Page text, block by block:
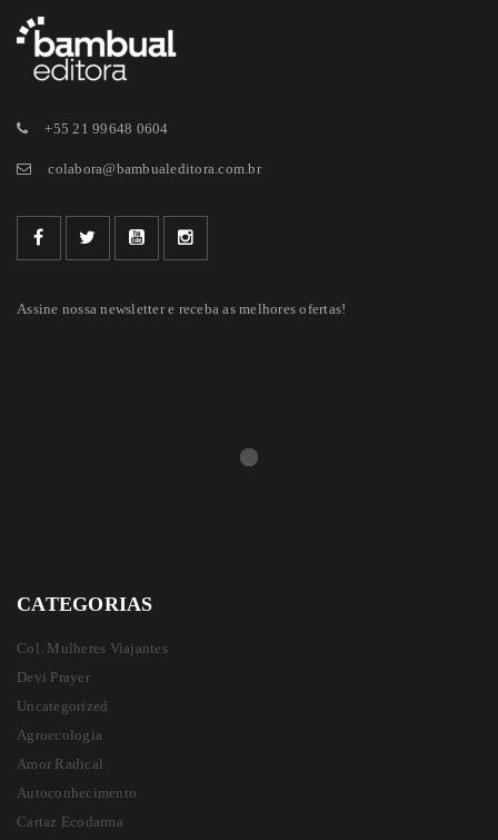
+55 21 99648 0604
colabora@bambualeditora.com.br
Assine nossa newsletter e receba as melhores ofertas!
CATEGORIAS
Col. Mulheres Viajantes
Devi Prayer
Uncategorized
Agroecologia
Amor Radical
Autoconhecimento
Cartaz Ecodarma